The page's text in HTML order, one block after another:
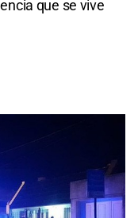
que se vive